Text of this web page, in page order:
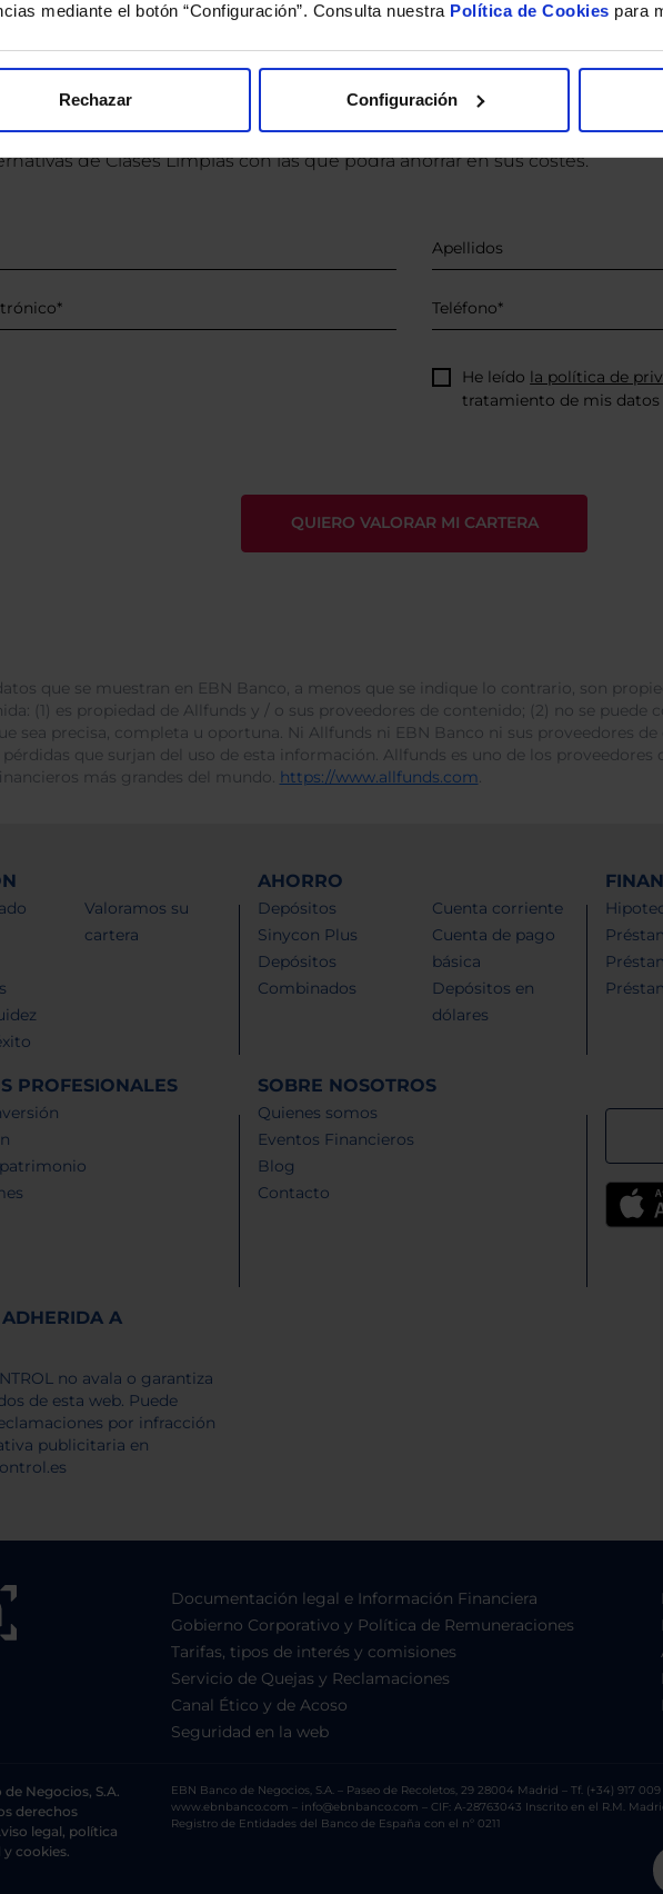
mediante el botón “Configuración”. Consulta nuestra Política de Cookies para
Rechazar Configuración
un estudio gratuito de su
el archivoe indíquenos los ISINs de sus Fondos y nuestros expertos le
de Clases Limpias con las que podrá ahorrar en sus costes.
He leído la política de
tratamiento de mis datos
que se muestran en EBN Banco, a menos que se indique lo contrario, son
(1) es propiedad de Allfunds y / o sus proveedores de contenido; (2) no se puede
sea precisa, completa u oportuna. Ni Allfunds ni EBN Banco ni sus proveedores
pérdidas que surjan del uso de esta información. Allfunds es uno de los proveedores
más grandes del mundo. https://www.allfunds.com.
Valoramos su
cartera
AHORRO
Depósitos
Sinycon Plus
Depósitos
Combinados
Cuenta corriente
Cuenta de pago
básica
Depósitos en
dólares
PROFESIONALES SOBRE NOSOTROS
Quienes somos
Eventos Financieros
Blog
Contacto
A
Documentación legal e Información Financiera
Gobierno Corporativo y Política de Remuneraciones
Tarifas, tipos de interés y comisiones
Servicio de Quejas y Reclamaciones
Canal Ético y de Acoso
Seguridad en la web
Negocios, S.A.
derechos
legal, política
cookies.
EBN Banco de Negocios, S.A. – Paseo de Recoletos, 29 28004 Madrid – Tf. (+34) 917
www.ebnbanco.com – info@ebnbanco.com – CIF: A-28763043 Inscrito en el R.M.
Registro de Entidades del Banco de España con el nº 0211